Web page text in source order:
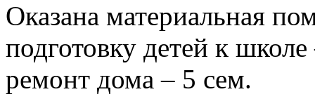
Оказана материальная
подготовку детей к
ремонт дома – 5 сем.